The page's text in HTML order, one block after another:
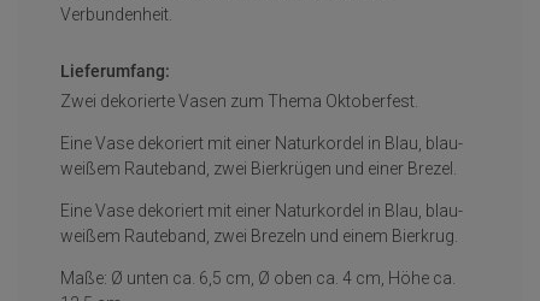
Verbundenheit.
Lieferumfang:
Zwei dekorierte Vasen zum Thema Oktoberfest.
Eine Vase dekoriert mit einer Naturkordel in Blau, blau-
weißem Rauteband, zwei Bierkrügen und einer Brezel.
Eine Vase dekoriert mit einer Naturkordel in Blau, blau-
weißem Rauteband, zwei Brezeln und einem Bierkrug.
Maße: Ø unten ca. 6,5 cm, Ø oben ca. 4 cm, Höhe ca.